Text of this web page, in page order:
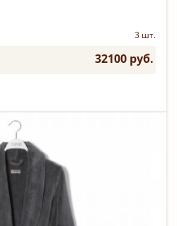
3 шт.
32100 руб.